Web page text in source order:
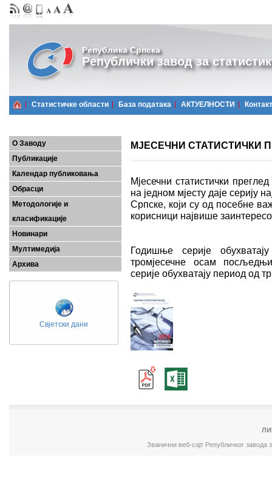
Република Српска
Републички завод за
Статистичке области Базa података АКТУЕЛНОСТИ Контакт
О Заводу
Публикације
Календар публиковања
Обрасци
Методологије и
класификације
Новинари
Мултимедија
Архива
Свјетски дани
МЈЕСЕЧНИ СТАТИСТИЧКИ
Мјесечни статистички
на једном мјесту даје серију
Српске, који су од посебне
корисници највише
Годишње серије
тромјесечне осам
серије обухватају период од
Званични веб-сајт Републичког